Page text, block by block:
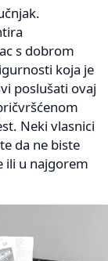
s dobrom
koja je
poslušati ovaj
Neki vlasnici
da ne biste
ili u najgorem